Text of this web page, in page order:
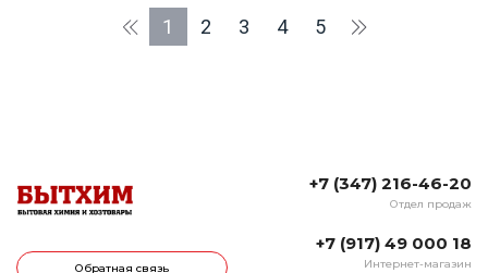
1 2 3 4 5
Обратная связь
+7 (347) 216-46-20
Отдел продаж
+7 (917) 49 000 18
Интернет-магазин